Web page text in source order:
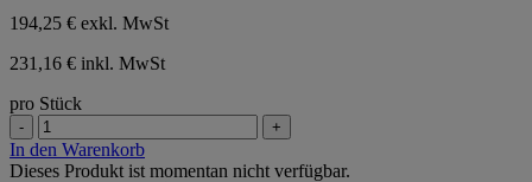
194,25 € exkl. MwSt
231,16 € inkl. MwSt
pro Stück
- +
In den Warenkorb
Dieses Produkt ist momentan nicht verfügbar.